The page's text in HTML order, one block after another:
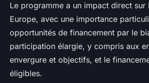
Le programme a un impact direct
Europe, avec une importance
opportunités de financement par le
participation élargie, y compris aux
envergure et objectifs, et le
éligibles.